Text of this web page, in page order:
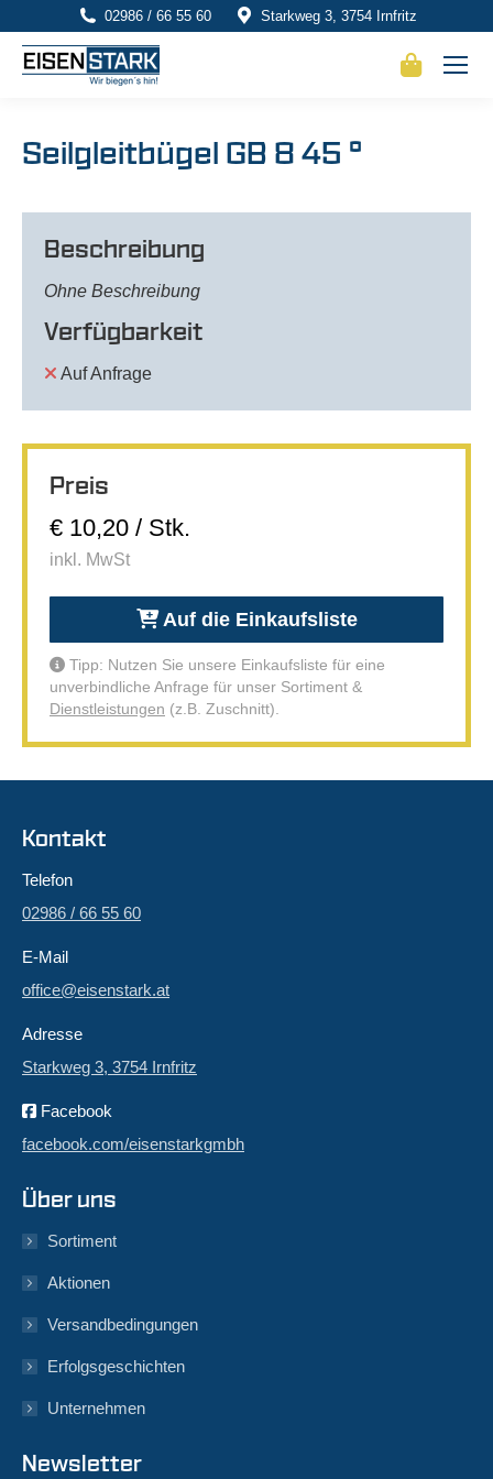
02986 / 66 55 60 Starkweg 3, 3754 Irnfritz
Seilgleitbügel GB 8 45 °
Beschreibung
Ohne Beschreibung
Verfügbarkeit
Auf Anfrage
Preis
€ 10,20 / Stk.
inkl. MwSt
Auf die Einkaufsliste
Tipp: Nutzen Sie unsere Einkaufsliste für eine
unverbindliche Anfrage für unser Sortiment &
Dienstleistungen (z.B. Zuschnitt).
Kontakt
Telefon
02986 / 66 55 60
E-Mail
office@eisenstark.at
Adresse
Starkweg 3, 3754 Irnfritz
Facebook
facebook.com/eisenstarkgmbh
Über uns
Sortiment
Aktionen
Versandbedingungen
Erfolgsgeschichten
Unternehmen
Newsletter